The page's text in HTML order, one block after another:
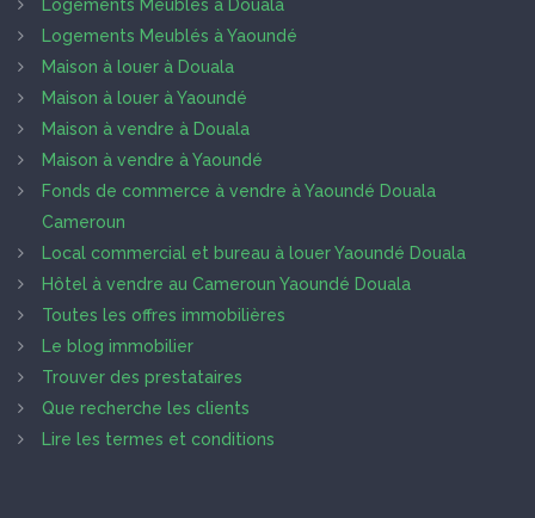
Logements Meublés à Douala
Logements Meublés à Yaoundé
Maison à louer à Douala
Maison à louer à Yaoundé
Maison à vendre à Douala
Maison à vendre à Yaoundé
Fonds de commerce à vendre à Yaoundé Douala
Cameroun
Local commercial et bureau à louer Yaoundé Douala
Hôtel à vendre au Cameroun Yaoundé Douala
Toutes les offres immobilières
Le blog immobilier
Trouver des prestataires
Que recherche les clients
Lire les termes et conditions